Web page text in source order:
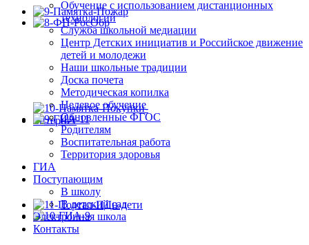
Обучение с использованием дистанционных
технологий
Служба школьной медиации
Центр Детских инициатив и Российское движение
детей и молодежи
Наши школьные традиции
Доска почета
Методическая копилка
Целевое обучение
Обновленные ФГОС
Родителям
Воспитательная работа
Территория здоровья
ГИА
Поступающим
В школу
В детский сад
Электронная школа
Контакты